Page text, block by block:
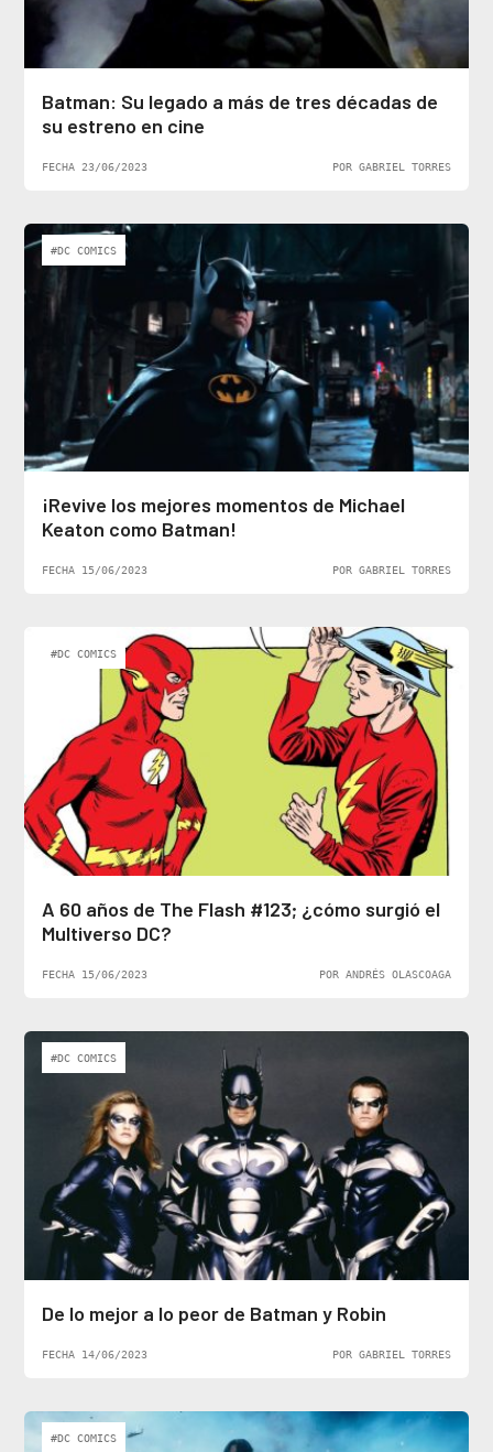
Batman: Su legado a más de tres décadas de
su estreno en cine
FECHA 23/06/2023 POR GABRIEL TORRES
#DC COMICS
¡Revive los mejores momentos de Michael
Keaton como Batman!
FECHA 15/06/2023 POR GABRIEL TORRES
#DC COMICS
A 60 años de The Flash #123; ¿cómo surgió el
Multiverso DC?
FECHA 15/06/2023 POR ANDRÉS OLASCOAGA
#DC COMICS
De lo mejor a lo peor de Batman y Robin
FECHA 14/06/2023 POR GABRIEL TORRES
#DC COMICS